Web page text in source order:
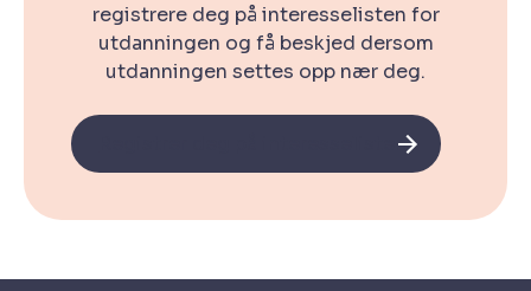
registrere deg på interesselisten for
utdanningen og få beskjed dersom
utdanningen settes opp nær deg.
Registrer deg på interesselisten!